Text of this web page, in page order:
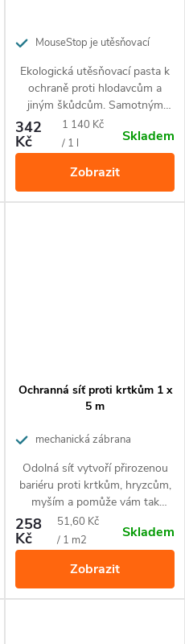
MouseStop je utěsňovací
škůdcům v proniknutí do prostor,
kde jsou nežádoucí
Ekologická utěsňovací pasta k
ochraně proti hlodavcům a
jiným škůdcům. Samotným
zvířatům neškodí a neublíží.
Neobsahuje žádné pesticidy a
biocidy. Ideální všude tam, kde
jsou kladeny vysoké nároky na
hygienu a ekologii.
342
Kč
Měrná
cena:
1 140 Kč
/ 1 l
Skladem
Zobrazit
Ochranná síť proti krtkům 1 x
5 m
mechanická zábrana
Odolná síť vytvoří přirozenou
bariéru proti krtkům, hryzcům,
myším a pomůže vám tak
ochránit vaše trávníky před
nechtěnými krtinci, dírami a
rozrytími. Šetrné řešení, které
zvířatům neublíží.
258
Kč
Měrná
cena:
51,60 Kč
/ 1 m2
Skladem
Zobrazit